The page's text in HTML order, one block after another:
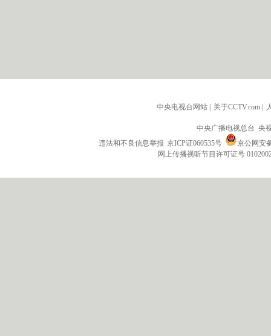
中央电视台网站 关于CCTV.com
中央广播电视总台 央
违法和不良信息举报 京ICP证060535号
京公网安
网上传播视听节目许可证号